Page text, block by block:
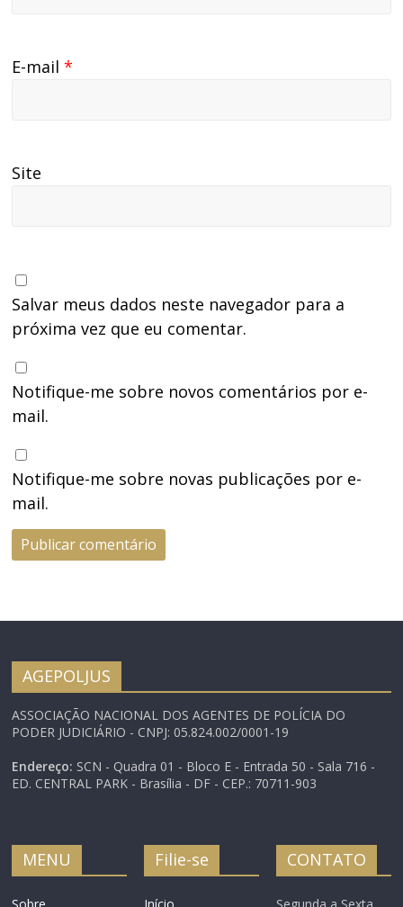
E-mail*
Site
Salvar meus dados neste navegador para a
próxima vez que eu comentar.
Notifique-me sobre novos comentários por e-
mail.
Notifique-me sobre novas publicações por e-
mail.
AGEPOLJUS
ASSOCIAÇÃO NACIONAL DOS AGENTES DE POLÍCIA DO
PODER JUDICIÁRIO - CNPJ: 05.824.002/0001-19
Endereço: SCN - Quadra 01 - Bloco E - Entrada 50 - Sala 716 -
ED. CENTRAL PARK - Brasília - DF - CEP.: 70711-903
MENU Filie-se CONTATO